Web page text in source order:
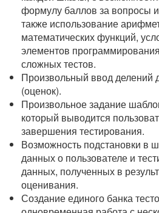
формулу баллов за вопросы
также использование
математических функций,
элементов
сложных тестов.
Произвольный ввод делений
(оценок).
Произвольное задание
который выводится
завершения тестирования.
Возможность подстановки в
данных о пользователе и
данных, полученных в
оценивания.
Создание единого банка